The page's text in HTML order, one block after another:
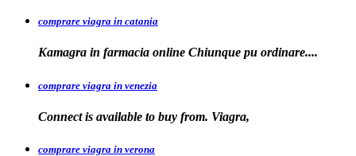
comprare viagra in catania
Kamagra in farmacia online Chiunque pu ordinare....
comprare viagra in venezia
Connect is available to buy from. Viagra,
comprare viagra in verona